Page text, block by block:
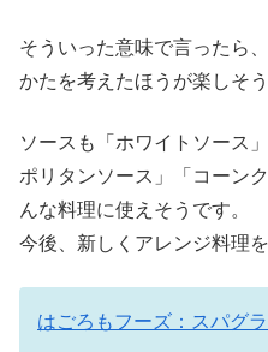
そういった意味で言ったら
かたを考えたほうが楽しそう
ソースも「ホワイトソース
ポリタンソース」「コーン
んな料理に使えそうです。
今後、新しくアレンジ料理
はごろもフーズ：スパグラ